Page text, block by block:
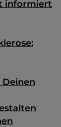
informiert